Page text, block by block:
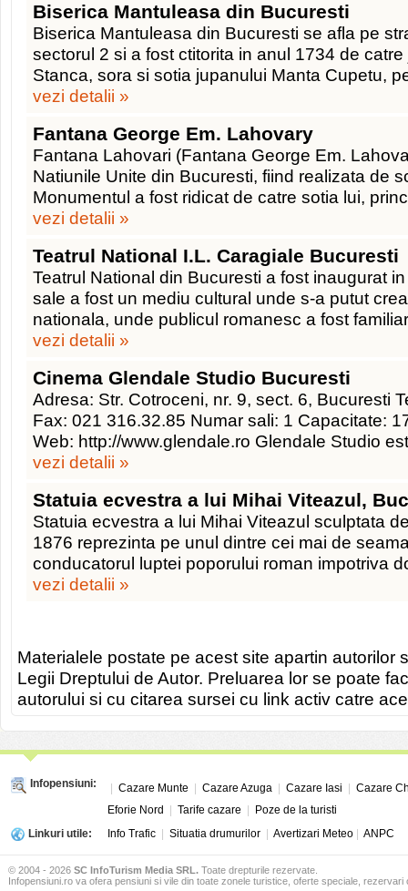
Biserica Mantuleasa din Bucuresti
Biserica Mantuleasa din Bucuresti se afla pe
sectorul 2 si a fost ctitorita in anul 1734 de
Stanca, sora si sotia jupanului Manta Cupetu,
vezi detalii »
Fantana George Em. Lahovary
Fantana Lahovari (Fantana George Em.
Natiunile Unite din Bucuresti, fiind realizata de
Monumentul a fost ridicat de catre sotia lui,
vezi detalii »
Teatrul National I.L. Caragiale Bucuresti
Teatrul National din Bucuresti a fost inaugurat
sale a fost un mediu cultural unde s-a putut
nationala, unde publicul romanesc a fost
vezi detalii »
Cinema Glendale Studio Bucuresti
Adresa: Str. Cotroceni, nr. 9, sect. 6, Bucuresti
Fax: 021 316.32.85 Numar sali: 1 Capacitate:
Web: http://www.glendale.ro Glendale Studio
vezi detalii »
Statuia ecvestra a lui Mihai Viteazul,
Statuia ecvestra a lui Mihai Viteazul sculptata
1876 reprezinta pe unul dintre cei mai de
conducatorul luptei poporului roman impotriva
vezi detalii »
Materialele postate pe acest site apartin autorilor
Legii Dreptului de Autor. Preluarea lor se poate
autorului si cu citarea sursei cu link activ catre
Infopensiuni: Cazare Munte Cazare Azuga Cazare Iasi
Cazare
Eforie Nord
Tarife cazare
Poze de la turisti
Linkuri utile:
Info Trafic Situatia drumurilor Avertizari Meteo ANPC
© 2004 - 2026 SC InfoTurism Media SRL. Toate drepturile rezervate.
Infopensiuni.ro va ofera pensiuni si vile din toate zonele turistice, oferte speciale, rezervari